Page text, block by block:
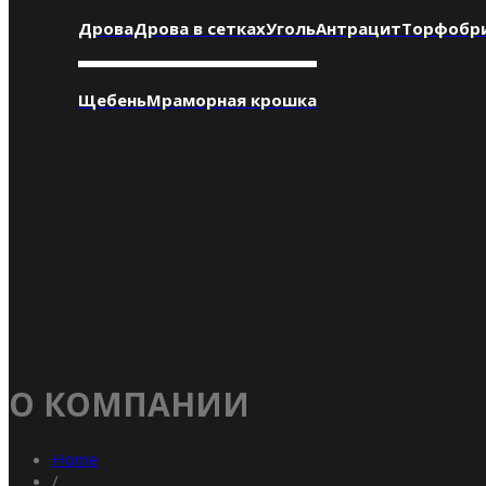
ДроваДрова в сеткахУгольАнтрацит
ЩебеньМраморная крошка
О КОМПАНИИ
Home
/